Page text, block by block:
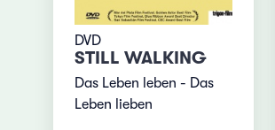
DVD
STILL WALKING
Das Leben leben - Das
Leben lieben